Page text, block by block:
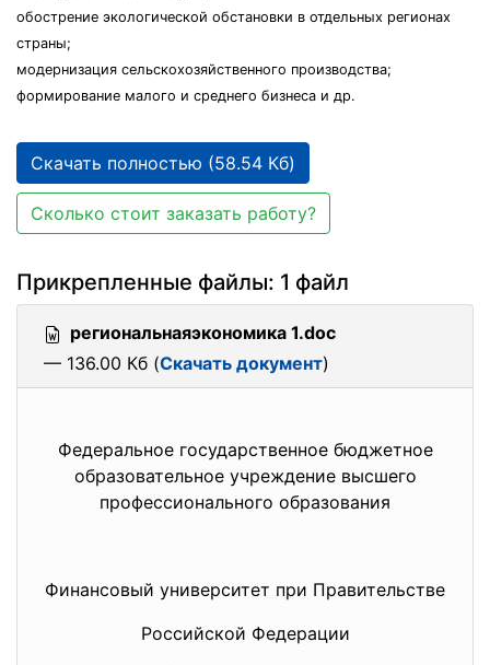
обострение экологической обстановки в отдельных регионах
страны;
модернизация сельскохозяйственного производства;
формирование малого и среднего бизнеса и др.
Скачать полностью (58.54 Кб)
Сколько стоит заказать работу?
Прикрепленные файлы: 1 файл
региональнаяэкономика 1.doc
— 136.00 Кб (Скачать документ)
Федеральное государственное бюджетное
образовательное учреждение высшего
профессионального образования
Финансовый университет при Правительстве
Российской Федерации